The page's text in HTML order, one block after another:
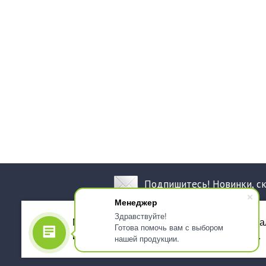
Менеджер
Здравствуйте!
Готова помочь вам с выбором
нашей продукции.
Подпишитесь! Новинки,
Мы используем файлы cookie, для
использованием сервиса Яндекс.Метрика.